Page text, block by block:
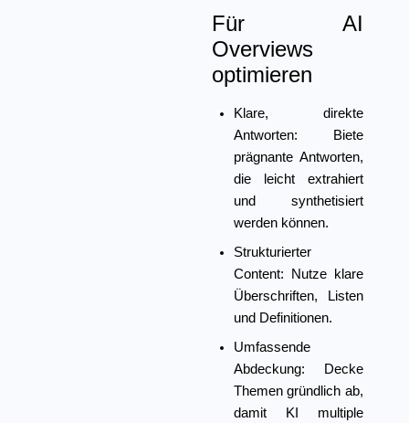
Für AI
Overviews
optimieren
Klare, direkte
Antworten: Biete
prägnante Antworten,
die leicht extrahiert
und synthetisiert
werden können.
Strukturierter
Content: Nutze klare
Überschriften, Listen
und Definitionen.
Umfassende
Abdeckung: Decke
Themen gründlich ab,
damit KI multiple